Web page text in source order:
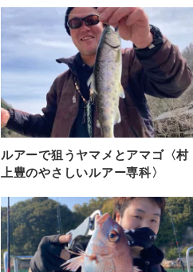
ルアーで狙うヤマメとアマゴ〈村
上豊のやさしいルアー専科〉